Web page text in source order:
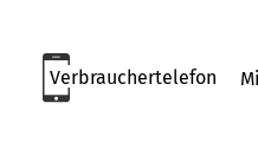
Verbrauchertelefon